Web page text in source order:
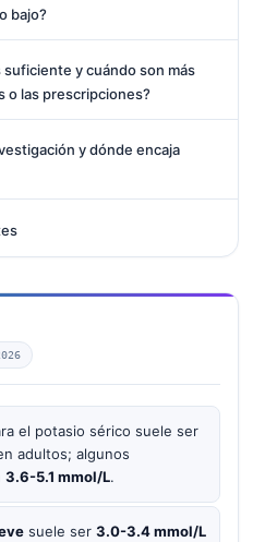
bajo?
suficiente y cuándo son más
o las prescripciones?
y dónde encaja
el potasio sérico suele ser
adultos; algunos
3.6-5.1 mmol/L.
suele ser 3.0-3.4 mmol/L